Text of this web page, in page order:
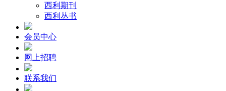
西利期刊
西利丛书
会员中心
网上招聘
联系我们